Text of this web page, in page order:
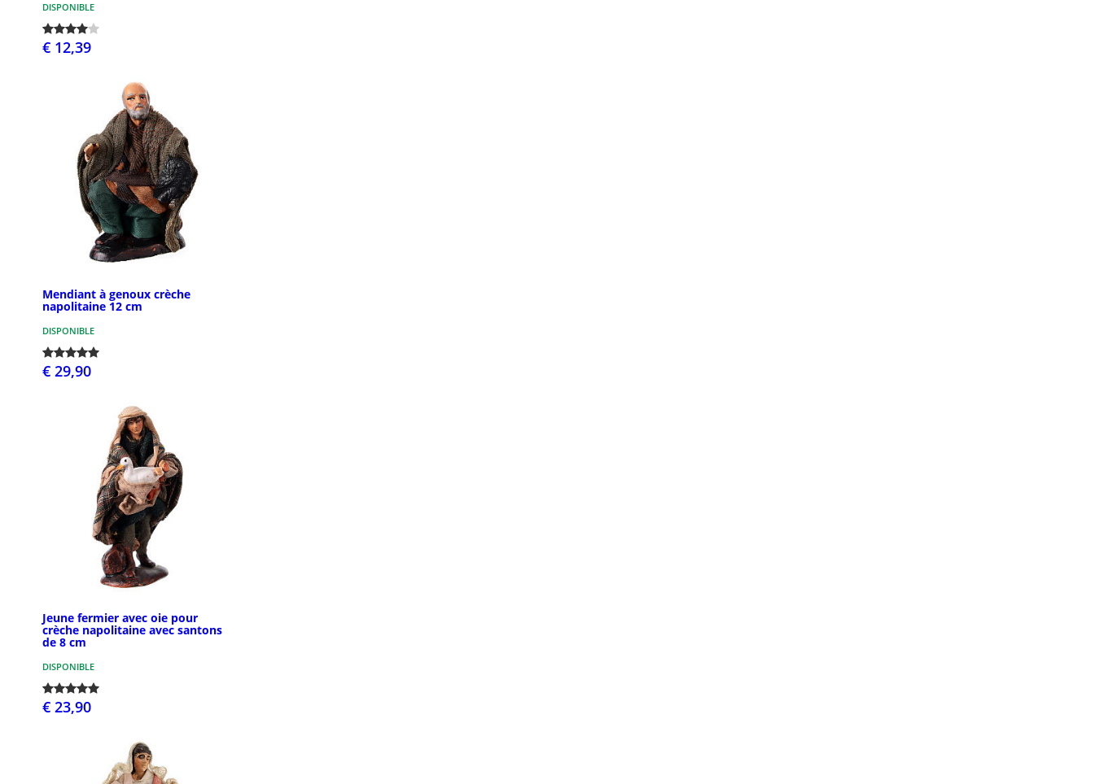
DISPONIBLE
€ 12,39
Mendiant à genoux crèche
napolitaine 12 cm
DISPONIBLE
€ 29,90
Jeune fermier avec oie pour
crèche napolitaine avec santons
de 8 cm
DISPONIBLE
€ 23,90